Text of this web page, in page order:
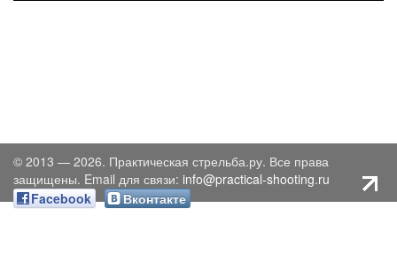
© 2013 — 2026. Практическая стрельба.ру. Все права
защищены. Email для связи: info@practical-shooting.ru
Facebook
Вконтакте